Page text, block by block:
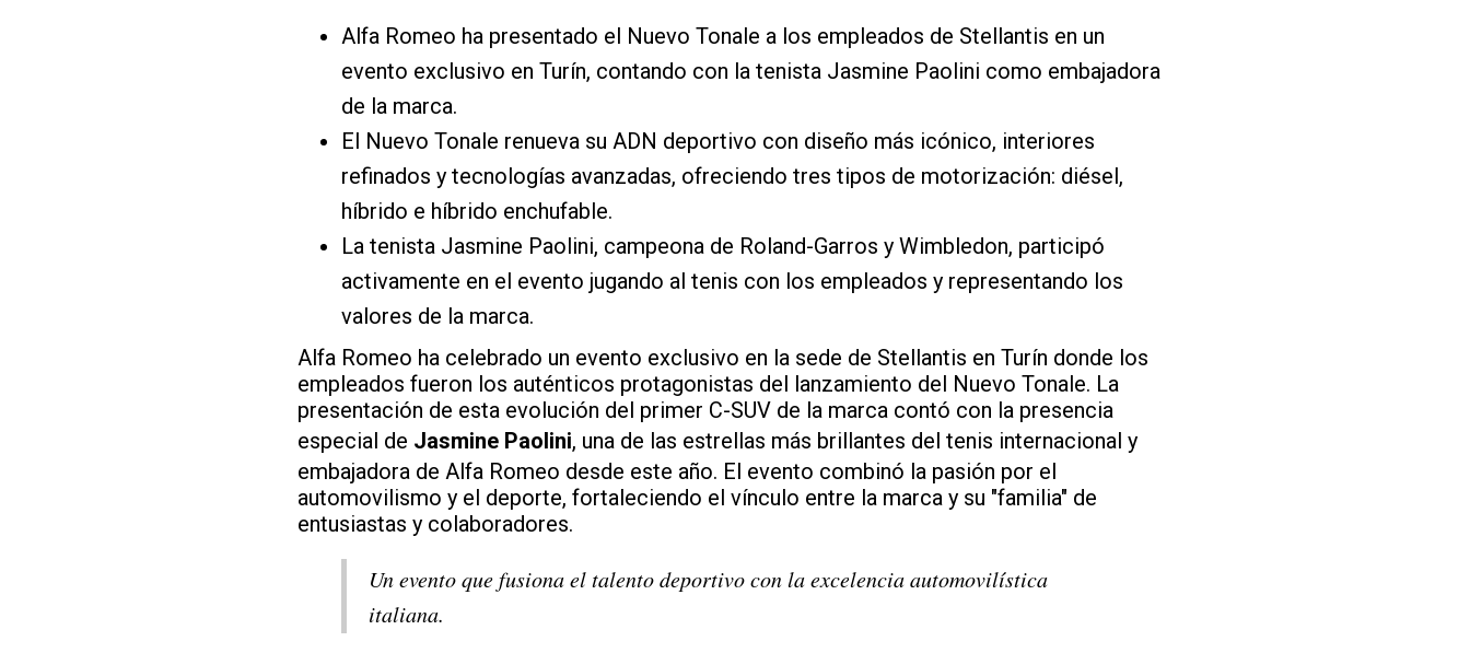
Alfa Romeo ha presentado el Nuevo Tonale a los empleados de Stellantis en un
evento exclusivo en Turín, contando con la tenista Jasmine Paolini como embajadora
de la marca.
El Nuevo Tonale renueva su ADN deportivo con diseño más icónico, interiores
refinados y tecnologías avanzadas, ofreciendo tres tipos de motorización: diésel,
híbrido e híbrido enchufable.
La tenista Jasmine Paolini, campeona de Roland-Garros y Wimbledon, participó
activamente en el evento jugando al tenis con los empleados y representando los
valores de la marca.
Alfa Romeo ha celebrado un evento exclusivo en la sede de Stellantis en Turín donde los
empleados fueron los auténticos protagonistas del lanzamiento del Nuevo Tonale. La
presentación de esta evolución del primer C-SUV de la marca contó con la presencia
especial de Jasmine Paolini, una de las estrellas más brillantes del tenis internacional y
embajadora de Alfa Romeo desde este año. El evento combinó la pasión por el
automovilismo y el deporte, fortaleciendo el vínculo entre la marca y su "familia" de
entusiastas y colaboradores.
Un evento que fusiona el talento deportivo con la excelencia automovilística
italiana.